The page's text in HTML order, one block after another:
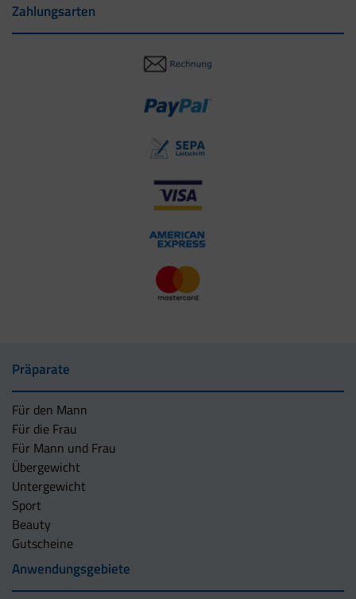
Zahlungsarten
Präparate
Für den Mann
Für die Frau
Für Mann und Frau
Übergewicht
Untergewicht
Sport
Beauty
Gutscheine
Anwendungsgebiete